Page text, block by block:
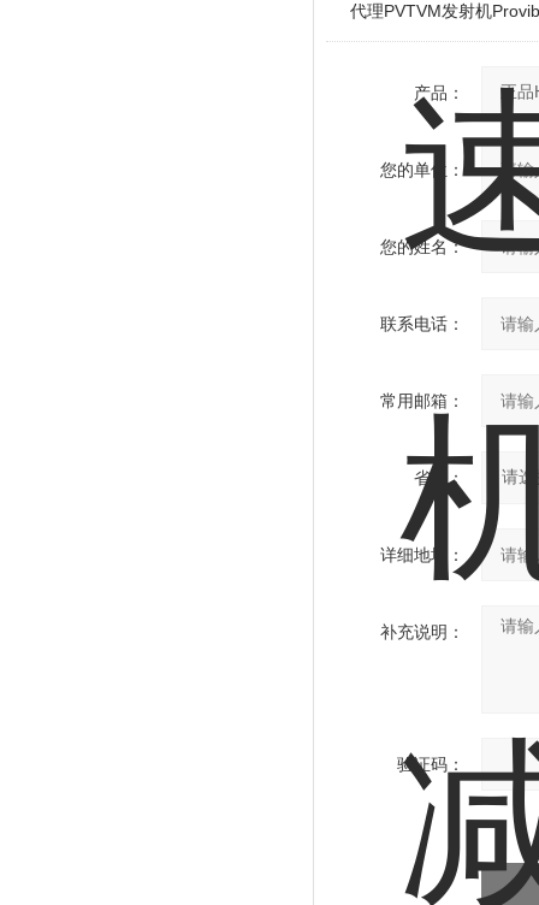
代理PVTVM发射机
产品：
您的单位：
您的姓名：
联系电话：
常用邮箱：
省份：
详细地址：
补充说明：
验证码：